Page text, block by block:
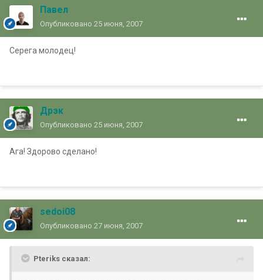
Павел
Опубликовано 25 июня, 2007
Серега молодец!
Дрэк
Опубликовано 25 июня, 2007
Ага! Здорово сделано!
sedoi08
Опубликовано 27 июня, 2007
Pteriks сказал: